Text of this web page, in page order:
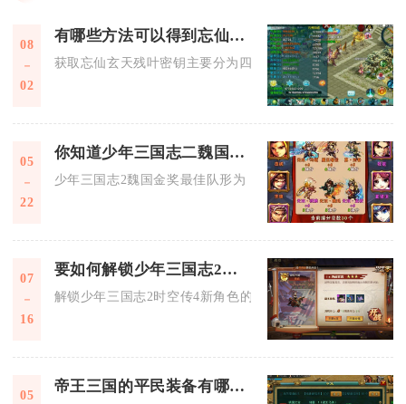
08
02
有哪些方法可以得到忘仙玄天残叶密钥
获取忘仙玄天残叶密钥主要分为四类稳定渠道，包含限时商
05
22
你知道少年三国志二魏国金奖布阵的最佳队形吗
少年三国志2魏国金奖最佳队形为：一号位郭嘉、二号位曹
07
16
要如何解锁少年三国志2时空传4的新角色
解锁少年三国志2时空传4新角色的完整流程为完美通关冲霄
05 帝王三国的平民装备有哪些选择